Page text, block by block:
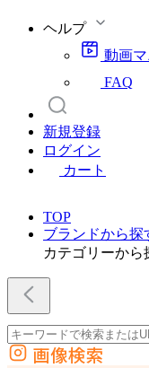
ヘルプ
動画
FAQ
新規登録
ログイン
カート
TOP
ブランドから探
カテゴリーから
外部サイトの商品をカートに
画像検索